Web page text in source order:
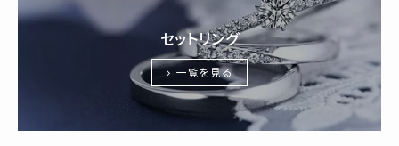
セットリング
一覧を見る